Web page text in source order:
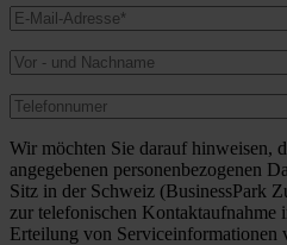
Wir möchten Sie darauf hinweisen,
angegebenen personenbezogenen
Sitz in der Schweiz (BusinessPark
zur telefonischen Kontaktaufnahme
Erteilung von Serviceinformationen